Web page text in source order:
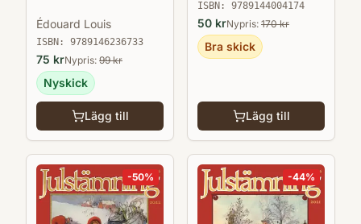
Édouard Louis
ISBN: 9789146236733
75 krNypris: 99kr
Nyskick
Lägg till
ISBN: 9789144004174
50 krNypris: 170kr
Bra skick
Lägg till
-50% -44%